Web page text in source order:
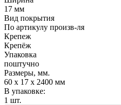
17 мм
Вид покрытия
По артикулу произв-ля
Крепеж
Крепёж
Упаковка
поштучно
Размеры, мм.
60 х 17 х 2400 мм
В упаковке:
1 шт.